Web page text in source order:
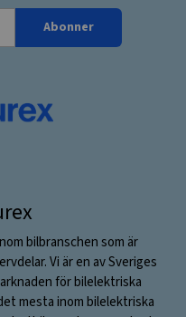
Abonner
bilbranschen som är
Vi är en av Sveriges
för bilelektriska
mesta inom bilelektriska